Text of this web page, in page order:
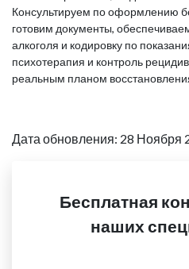
Консультируем по оформлению
готовим документы,
алкоголя и кодировку по
психотерапия и контроль
реальным планом
Дата обновления: 28 Ноября
Бесплатная
наших